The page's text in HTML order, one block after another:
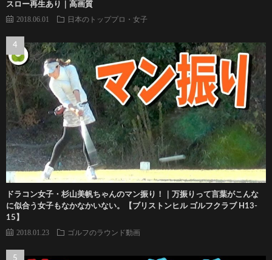
スロー再生あり｜高画質
2018.06.01 日本のトッププロ・女子
ドラコン女子・杉山美帆ちゃんのマン振り！｜万振りって言葉がこんな
に似合う女子もなかなかいない。【ブリストンヒル ゴルフクラブ H13-
15】
2018.01.23 ゴルフのラウンド動画